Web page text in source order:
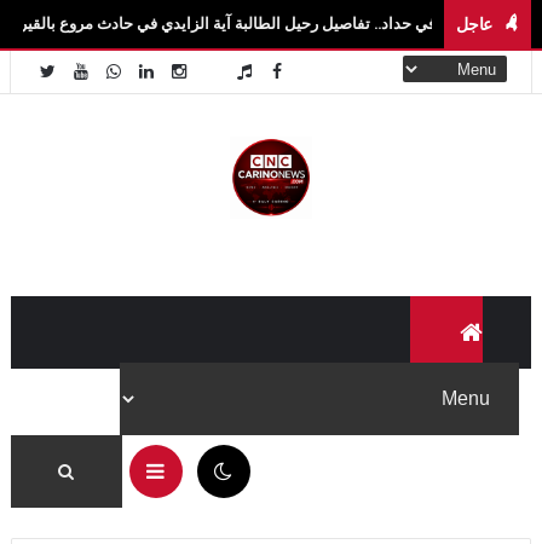
عاجل
في حداد.. تفاصيل رحيل الطالبة آية الزايدي في حادث مروع بالقيروان فاجعة تهزّ سيدي